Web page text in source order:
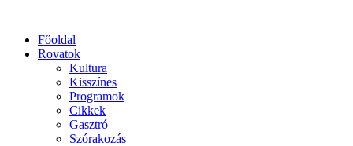
Főoldal
Rovatok
Kultura
Kisszínes
Programok
Cikkek
Gasztró
Szórakozás